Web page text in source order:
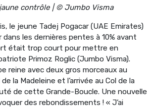
contrôle | © Jumbo Visma
le jeune Tadej Pogacar (UAE Emirates)
dans les dernières pentes à 10% avant
était trop court pour mettre en
Primoz Roglic (Jumbo Visma).
reine avec deux gros morceaux au
la Madeleine et l’arrivée au Col de la
de cette Grande-Boucle. Une nouvelle
des rebondissements ! « J’ai